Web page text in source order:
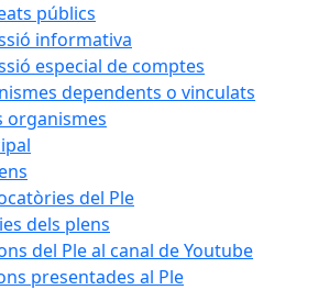
públics
informativa
especial de comptes
dependents o vinculats
organismes
del Ple
dels plens
del Ple al canal de Youtube
presentades al Ple